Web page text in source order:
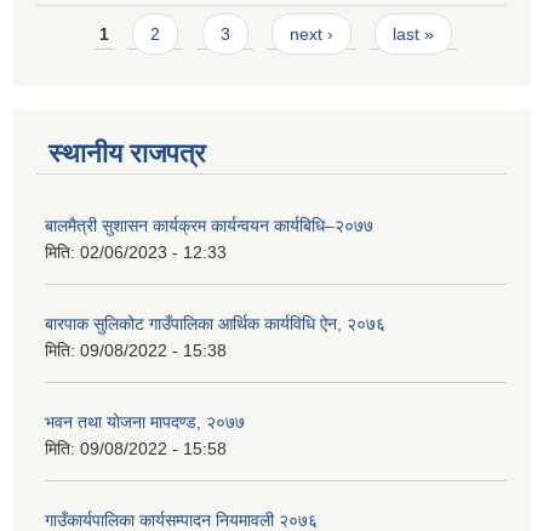
Pages
1 2 3 next › last »
स्थानीय राजपत्र
बालमैत्री सुशासन कार्यक्रम कार्यन्वयन कार्यबिधि–२०७७
मिति: 02/06/2023 - 12:33
बारपाक सुलिकोट गाउँपालिका आर्थिक कार्यविधि ऐन, २०७६
मिति: 09/08/2022 - 15:38
भवन तथा योजना मापदण्ड, २०७७
मिति: 09/08/2022 - 15:58
गाउँकार्यपालिका कार्यसम्पादन नियमावली २०७६